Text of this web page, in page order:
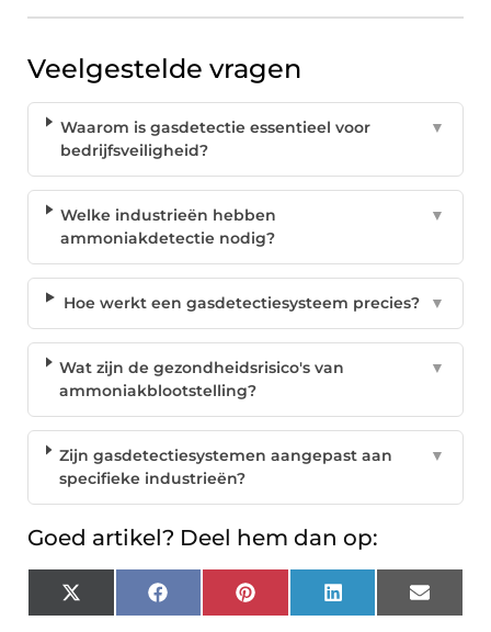
Veelgestelde vragen
Waarom is gasdetectie essentieel voor
bedrijfsveiligheid?
▼
Welke industrieën hebben
ammoniakdetectie nodig?
▼
Hoe werkt een gasdetectiesysteem precies? ▼
Wat zijn de gezondheidsrisico's van
ammoniakblootstelling?
▼
Zijn gasdetectiesystemen aangepast aan
specifieke industrieën?
▼
Goed artikel? Deel hem dan op:
X
(Twitter)
Facebook Pinterest LinkedIn Email